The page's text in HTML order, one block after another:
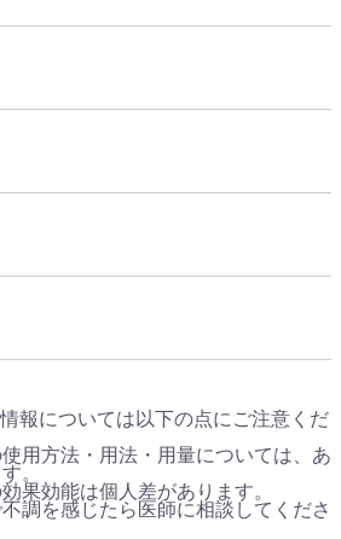
報については以下の点にご注意くだ
用方法・用法・用量については、あ
。
果効能は個人差があります。
調を感じたら医師に相談してくださ